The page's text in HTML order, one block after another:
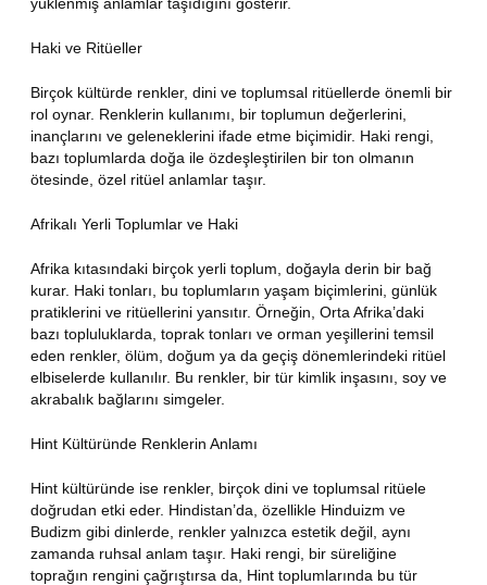
Haki ve Ritüeller
Birçok kültürde renkler, dini ve toplumsal ritüellerde önemli bir
rol oynar. Renklerin kullanımı, bir toplumun değerlerini,
inançlarını ve geleneklerini ifade etme biçimidir. Haki rengi,
bazı toplumlarda doğa ile özdeşleştirilen bir ton olmanın
ötesinde, özel ritüel anlamlar taşır.
Afrikalı Yerli Toplumlar ve Haki
Afrika kıtasındaki birçok yerli toplum, doğayla derin bir bağ
kurar. Haki tonları, bu toplumların yaşam biçimlerini, günlük
pratiklerini ve ritüellerini yansıtır. Örneğin, Orta Afrika’daki
bazı topluluklarda, toprak tonları ve orman yeşillerini temsil
eden renkler, ölüm, doğum ya da geçiş dönemlerindeki ritüel
elbiselerde kullanılır. Bu renkler, bir tür kimlik inşasını, soy ve
akrabalık bağlarını simgeler.
Hint Kültüründe Renklerin Anlamı
Hint kültüründe ise renkler, birçok dini ve toplumsal ritüele
doğrudan etki eder. Hindistan’da, özellikle Hinduizm ve
Budizm gibi dinlerde, renkler yalnızca estetik değil, aynı
zamanda ruhsal anlam taşır. Haki rengi, bir süreliğine
toprağın rengini çağrıştırsa da, Hint toplumlarında bu tür